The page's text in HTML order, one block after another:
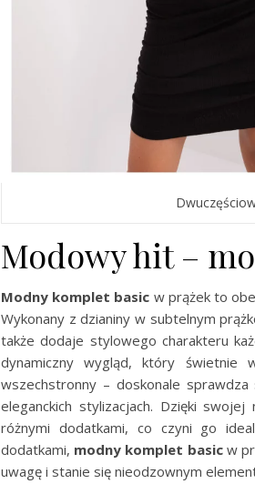
Modowy hit –
Modny komplet basic w prążek to
Wykonany z dzianiny w subtelnym
także dodaje stylowego charakteru
dynamiczny wygląd, który
wszechstronny – doskonale
eleganckich stylizacjach. Dzięki
różnymi dodatkami, co czyni go
dodatkami, modny komplet basicw
uwagę i stanie się nieodzownym